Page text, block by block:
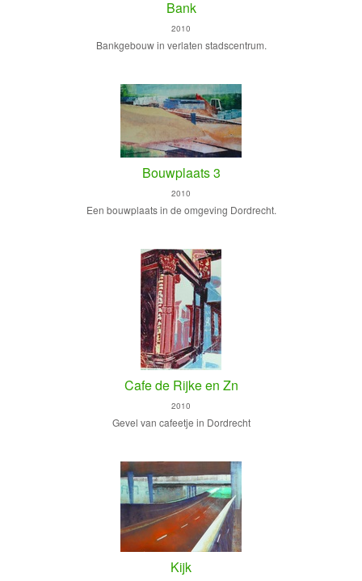
Bank
2010
Bankgebouw in verlaten stadscentrum.
Bouwplaats 3
2010
Een bouwplaats in de omgeving Dordrecht.
Cafe de Rijke en Zn
2010
Gevel van cafeetje in Dordrecht
Kijk